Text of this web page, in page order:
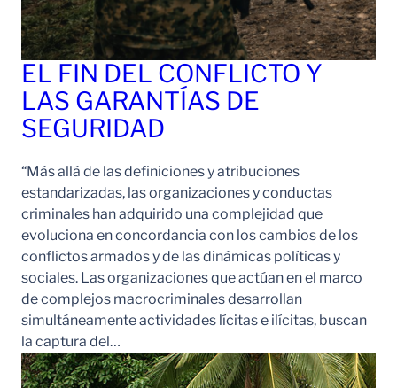
EL FIN DEL CONFLICTO Y
LAS GARANTÍAS DE
SEGURIDAD
“Más allá de las definiciones y atribuciones
estandarizadas, las organizaciones y conductas
criminales han adquirido una complejidad que
evoluciona en concordancia con los cambios de los
conflictos armados y de las dinámicas políticas y
sociales. Las organizaciones que actúan en el marco
de complejos macrocriminales desarrollan
simultáneamente actividades lícitas e ilícitas, buscan
la captura del…